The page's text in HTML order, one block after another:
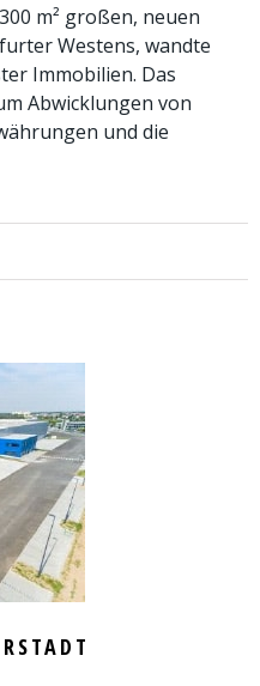
m² großen, neuen
Westens, wandte
Immobilien. Das
Abwicklungen von
und die